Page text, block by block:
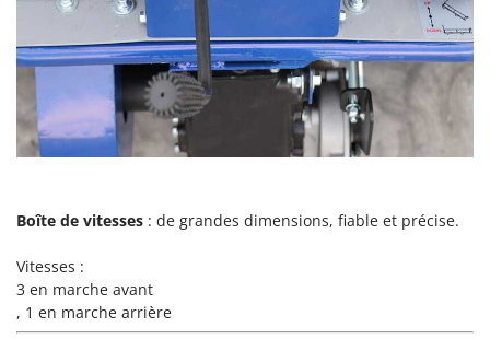
McCulloch
MCH
Michelin
Mille
Minox
More than chef
MOSA
MOVA
Mowox
Boîte de vitesses : de grandes dimensions, fiable et précise.
Vitesses :
3 en marche avant
, 1 en marche arrière